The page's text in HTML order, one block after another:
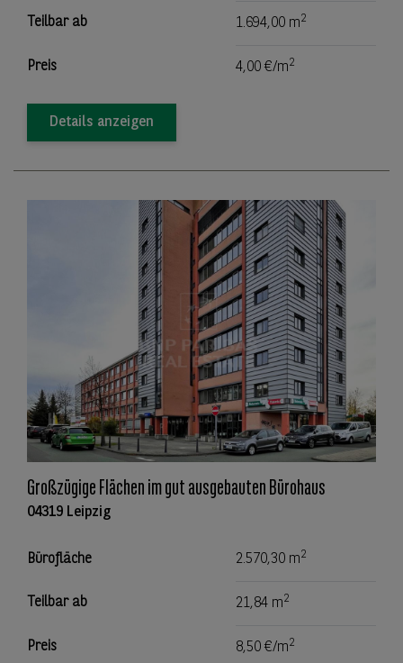
Teilbar ab 1.694,00 m2
Preis 4,00 €/m2
Details anzeigen
Großzügige Flächen im gut ausgebauten Bürohaus
04319 Leipzig
Bürofläche 2.570,30 m2
Teilbar ab 21,84 m2
Preis 8,50 €/m2